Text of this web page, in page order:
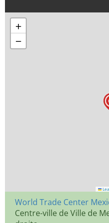
+
−
World Trade Center
Centre-ville de Ville de